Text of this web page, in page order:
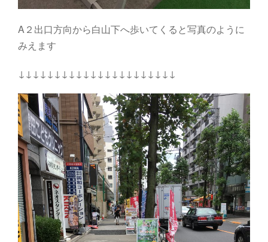
A２出口方向から白山下へ歩いてくると写真のように
みえます
↓↓↓↓↓↓↓↓↓↓↓↓↓↓↓↓↓↓↓↓↓↓